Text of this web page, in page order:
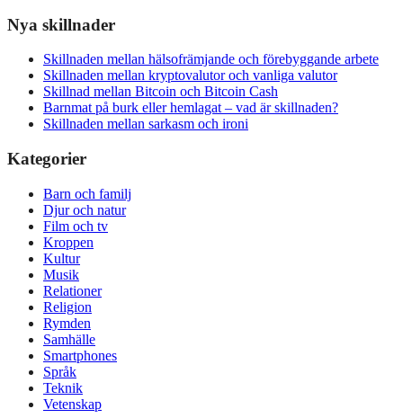
Nya skillnader
Skillnaden mellan hälsofrämjande och förebyggande arbete
Skillnaden mellan kryptovalutor och vanliga valutor
Skillnad mellan Bitcoin och Bitcoin Cash
Barnmat på burk eller hemlagat – vad är skillnaden?
Skillnaden mellan sarkasm och ironi
Kategorier
Barn och familj
Djur och natur
Film och tv
Kroppen
Kultur
Musik
Relationer
Religion
Rymden
Samhälle
Smartphones
Språk
Teknik
Vetenskap